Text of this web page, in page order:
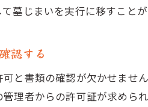
墓じまいを実行に移すことが
認する
と書類の確認が欠かせませ
理者からの許可証が求めら